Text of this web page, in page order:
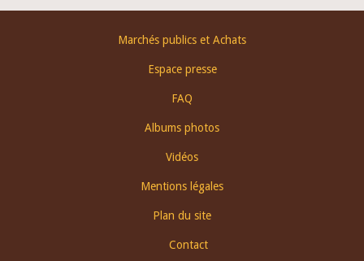
Marchés publics et Achats
Espace presse
FAQ
Albums photos
Vidéos
Mentions légales
Plan du site
Contact